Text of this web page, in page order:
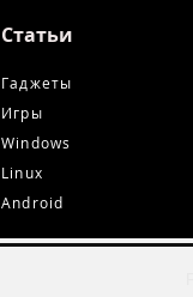
Статьи
Гаджеты
Игры
Windows
Linux
Android